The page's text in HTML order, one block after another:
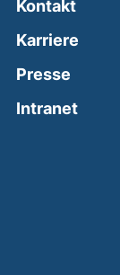
Kontakt
Karriere
Presse
Intranet